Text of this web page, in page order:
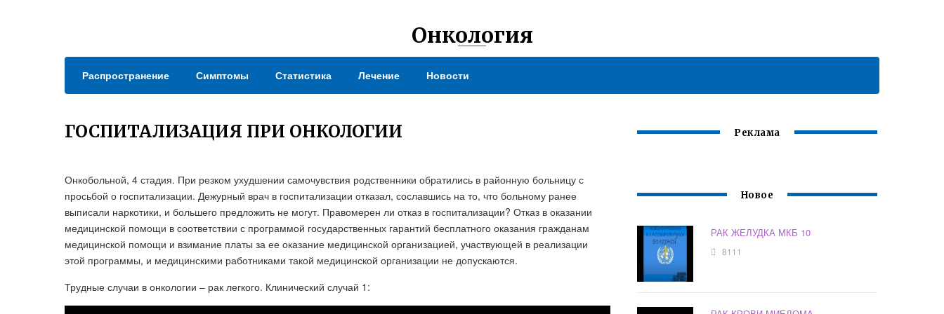
Онкология
Распространение Симптомы Статистика Лечение Новости
ГОСПИТАЛИЗАЦИЯ ПРИ ОНКОЛОГИИ
Онкобольной, 4 стадия. При резком ухудшении самочувствия родственники обратились в районную больницу с
просьбой о госпитализации. Дежурный врач в госпитализации отказал, сославшись на то, что больному ранее
выписали наркотики, и большего предложить не могут. Правомерен ли отказ в госпитализации? Отказ в оказании
медицинской помощи в соответствии с программой государственных гарантий бесплатного оказания гражданам
медицинской помощи и взимание платы за ее оказание медицинской организацией, участвующей в реализации
этой программы, и медицинскими работниками такой медицинской организации не допускаются.
Трудные случаи в онкологии – рак легкого. Клинический случай 1:
Реклама
Новое
РАК ЖЕЛУДКА МКБ 10
8111